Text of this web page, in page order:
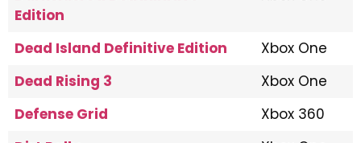
Edition
Dead Island Definitive Edition
Xbox One
Dead Rising 3
Xbox One
Defense Grid
Xbox 360